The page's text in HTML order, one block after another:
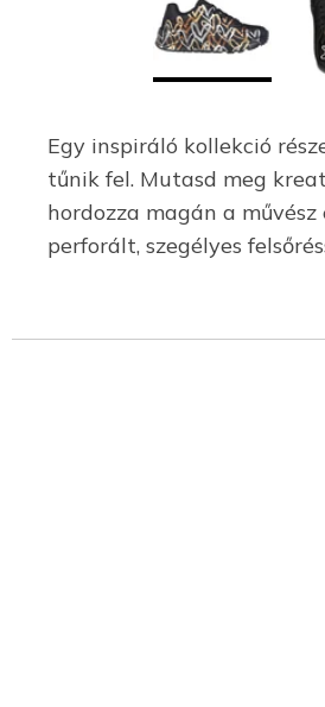
Egy inspiráló kollekció
tűnik fel. Mutasd meg
hordozza magán a
perforált, szegélyes